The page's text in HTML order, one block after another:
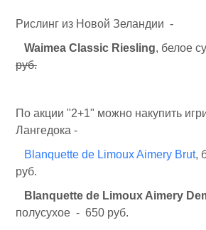
Рислинг из Новой Зеландии -
Waimea Classic Riesling, белое
руб.
По акции "2+1" можно накупить
Лангедока -
Blanquette de Limoux Aimery Brut,
руб.
Blanquette de Limoux Aimery
полусухое - 650 руб.